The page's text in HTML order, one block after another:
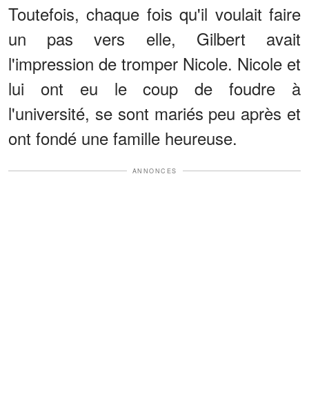
Toutefois, chaque fois qu'il voulait faire
un pas vers elle, Gilbert avait
l'impression de tromper Nicole. Nicole et
lui ont eu le coup de foudre à
l'université, se sont mariés peu après et
ont fondé une famille heureuse.
ANNONCES